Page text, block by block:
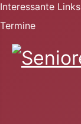
Interessante Links
Termine